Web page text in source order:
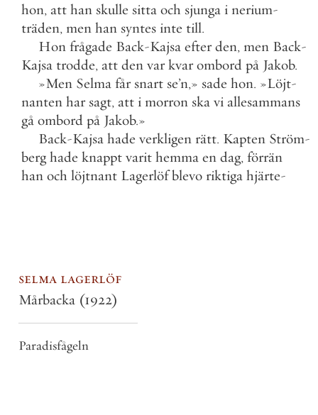
hon, att han skulle sitta och sjunga i nerium-
träden, men han syntes inte till.
Hon frågade Back-Kajsa efter den, men Back-
Kajsa trodde, att den var kvar ombord på Jakob.
»Men Selma får snart se’n,» sade hon. »Löjt-
nanten har sagt, att i morron ska vi allesammans
gå ombord på Jakob.»
Back-Kajsa hade verkligen rätt. Kapten Ström-
berg hade knappt varit hemma en dag, förrän
han och löjtnant Lagerlöf blevo riktiga hjärte-
selma lagerlöf
Mårbacka (1922)
Paradisfågeln